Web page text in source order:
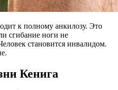
к полному анкилозу. Это
сгибание ноги не
становится инвалидом.
Кенига